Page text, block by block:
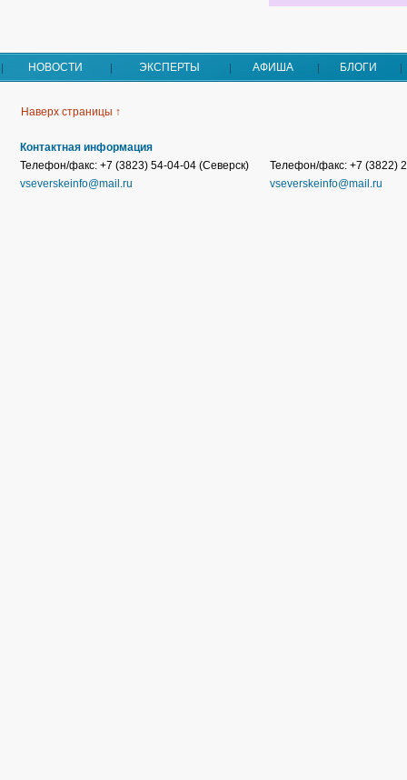
НОВОСТИ ЭКСПЕРТЫ АФИША БЛОГИ
Наверх страницы ↑
Контактная информация
Телефон/факс: +7 (3823) 54-04-04 (Северск)
vseverskeinfo@mail.ru
Телефон/факс: +7 (3822)
vseverskeinfo@mail.ru